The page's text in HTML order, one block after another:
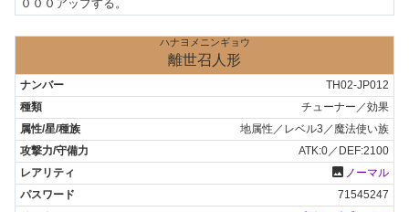
０００アップする。
ハナヨメニンギョウ
離世召人形
TH02-JP012
チューナー／効果
地属性／レベル3／魔法使い族
ATK:0／DEF:2100
photo ノーマル
71545247